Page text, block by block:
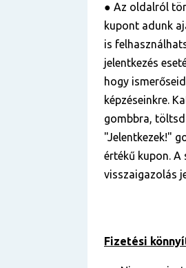
● Az oldalról
kupont adunk
is
jelentkezés
hogy
képzéseinkre.
gombbra,
"Jelentkezek!"
értékű kupon. A
visszaigazolás
Fizetési